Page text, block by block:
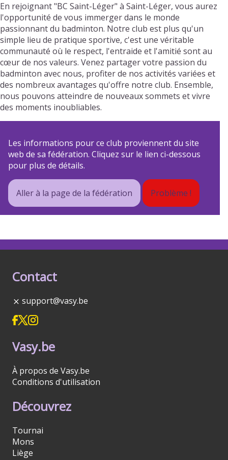
En rejoignant "BC Saint-Léger" à Saint-Léger, vous aurez
l'opportunité de vous immerger dans le monde
passionnant du badminton. Notre club est plus qu'un
simple lieu de pratique sportive, c'est une véritable
communauté où le respect, l'entraide et l'amitié sont au
cœur de nos valeurs. Venez partager votre passion du
badminton avec nous, profiter de nos activités variées et
des nombreux avantages qu'offre notre club. Ensemble,
nous pouvons atteindre de nouveaux sommets et vivre
des moments inoubliables.
Les informations pour ce club proviennent du site
web de sa fédération. Cliquez sur le lien ci-dessous
pour plus de détails.
Aller à la page de la fédération Problème !
Contact
support@vasy.be
Vasy.be
À propos de Vasy.be
Conditions d'utilisation
Découvrez
Tournai
Mons
Liège